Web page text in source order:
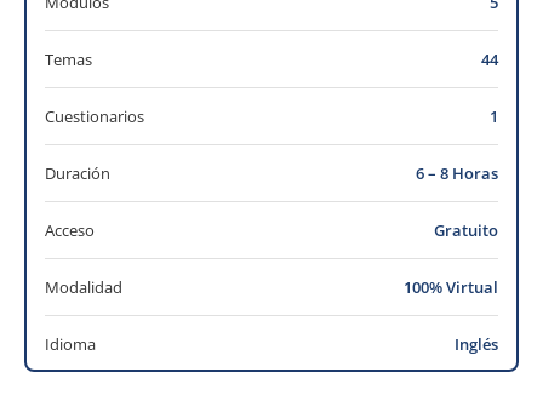
Temas 44
Cuestionarios 1
Duración 6 – 8 Horas
Acceso Gratuito
Modalidad 100% Virtual
Idioma Inglés